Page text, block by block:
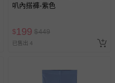
叭內搭褲-紫色
$199 $449
已售出 4